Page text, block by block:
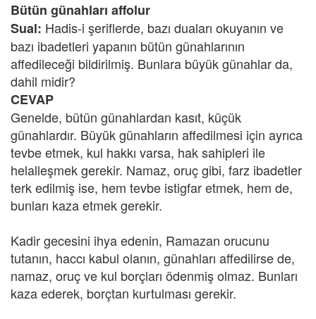
Bütün günahları affolur
Sual: Hadis-i şeriflerde, bazı duaları okuyanın ve
bazı ibadetleri yapanın bütün günahlarının
affedileceği bildirilmiş. Bunlara büyük günahlar da,
dahil midir?
CEVAP
Genelde, bütün günahlardan kasıt, küçük
günahlardır. Büyük günahların affedilmesi için ayrıca
tevbe etmek, kul hakkı varsa, hak sahipleri ile
helalleşmek gerekir. Namaz, oruç gibi, farz ibadetler
terk edilmiş ise, hem tevbe istigfar etmek, hem de,
bunları kaza etmek gerekir.
Kadir gecesini ihya edenin, Ramazan orucunu
tutanın, haccı kabul olanın, günahları affedilirse de,
namaz, oruç ve kul borçları ödenmiş olmaz. Bunları
kaza ederek, borçtan kurtulması gerekir.